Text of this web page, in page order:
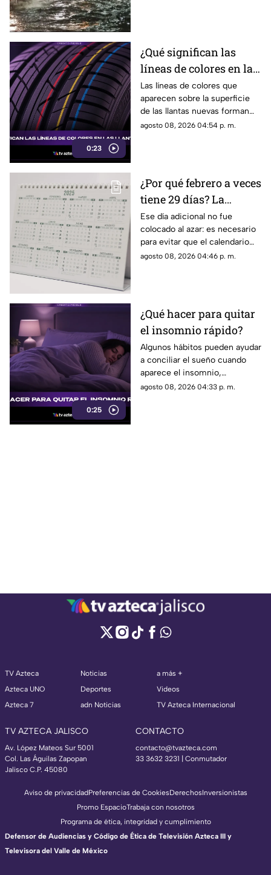
0:23
¿Qué significan las
líneas de colores en las
llantas nuevas?
Las líneas de colores que
aparecen sobre la superficie
de las llantas nuevas forman
parte del proceso de
agosto 08, 2026 04:54 p. m.
¿Por qué febrero a veces
tiene 29 días? La
curiosa razón detrás de
los años bisiestos
Ese día adicional no fue
colocado al azar: es necesario
para evitar que el calendario
pierda sincronía con las
agosto 08, 2026 04:46 p. m.
0:25
¿Qué hacer para quitar
el insomnio rápido?
Algunos hábitos pueden ayudar
a conciliar el sueño cuando
aparece el insomnio,
especialmente reducir la
agosto 08, 2026 04:33 p. m.
TV Azteca
Azteca UNO
Azteca 7
Noticias
Deportes
adn Noticias
a más +
Videos
TV Azteca Internacional
TV AZTECA JALISCO
Av. López Mateos Sur 5001
Col. Las Águilas Zapopan
Jalisco C.P. 45080
CONTACTO
contacto@tvazteca.com
33 3632 3231 | Conmutador
Aviso de privacidadPreferencias de CookiesDerechosInversionistas
Promo EspacioTrabaja con nosotros
Programa de ética, integridad y cumplimiento
Defensor de Audiencias y Código de Ética de Televisión Azteca III y
Televisora del Valle de México